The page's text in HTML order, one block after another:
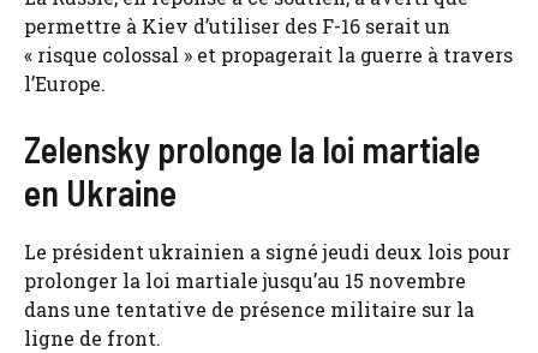
permettre à Kiev d’utiliser des F-16 serait un
« risque colossal » et propagerait la guerre à travers
l’Europe.
Zelensky prolonge la loi martiale
en Ukraine
Le président ukrainien a signé jeudi deux lois pour
prolonger la loi martiale jusqu’au 15 novembre
dans une tentative de présence militaire sur la
ligne de front.